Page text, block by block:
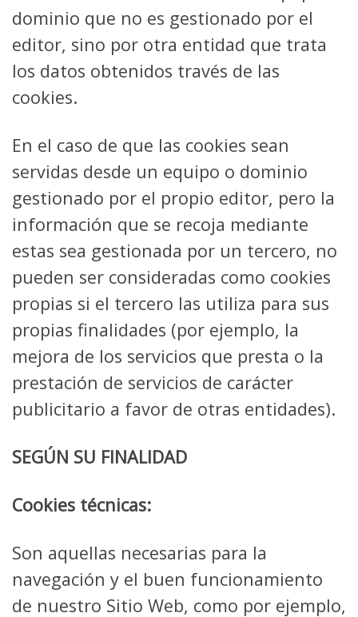
dominio que no es gestionado por el
editor, sino por otra entidad que trata
los datos obtenidos través de las
cookies.
En el caso de que las cookies sean
servidas desde un equipo o dominio
gestionado por el propio editor, pero la
información que se recoja mediante
estas sea gestionada por un tercero, no
pueden ser consideradas como cookies
propias si el tercero las utiliza para sus
propias finalidades (por ejemplo, la
mejora de los servicios que presta o la
prestación de servicios de carácter
publicitario a favor de otras entidades).
SEGÚN SU FINALIDAD
Cookies técnicas:
Son aquellas necesarias para la
navegación y el buen funcionamiento
de nuestro Sitio Web, como por ejemplo,